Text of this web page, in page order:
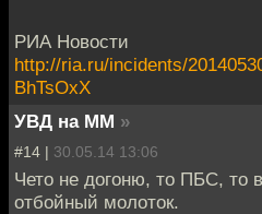
РИА Новости
http://ria.ru/incidents/
BhTsOxX
УВД на ММ »
#14 | 30.05.14 13:06
Чето не догоню, то ПБС, то
отбойный молоток.